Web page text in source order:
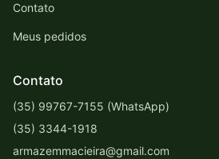
Contato
Meus pedidos
Contato
(35) 99767-7155 (WhatsApp)
(35) 3344-1918
armazemmacieira@gmail.com